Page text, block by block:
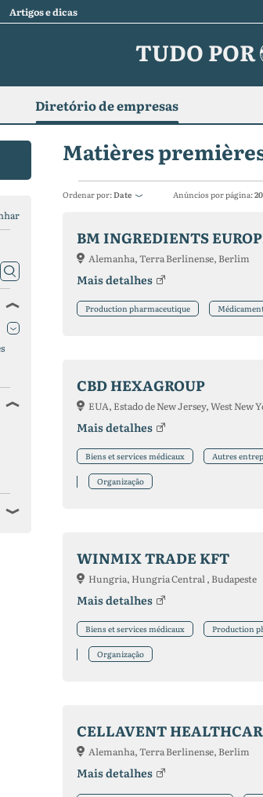
Artigos e dicas
TUDO POR
Diretório de empresas
Matières
Ordenar por:Date Anúncios por página:20
BM INGREDIENTS
Alemanha, Terra Berlinense, Berlim
Mais detalhes
Production pharmaceutique
CBD HEXAGROUP
EUA, Estado de New Jersey, West New
Mais detalhes
Biens et services médicaux Autres
Organização
WINMIX TRADE KFT
Hungria, Hungria Central , Budapeste
Mais detalhes
Biens et services médicaux Production
Organização
CELLAVENT
Alemanha, Terra Berlinense, Berlim
Mais detalhes